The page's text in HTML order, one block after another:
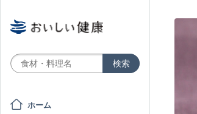
ホーム